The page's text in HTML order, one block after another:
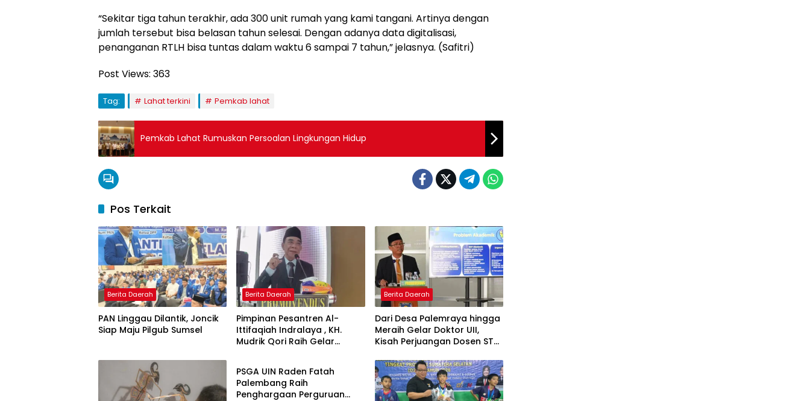
“Sekitar tiga tahun terakhir, ada 300 unit rumah yang kami tangani. Artinya dengan
jumlah tersebut bisa belasan tahun selesai. Dengan adanya data digitalisasi,
penanganan RTLH bisa tuntas dalam waktu 6 sampai 7 tahun,” jelasnya. (Safitri)
Post Views: 363
Tag: Lahat terkini Pemkab lahat
Pemkab Lahat Rumuskan Persoalan Lingkungan Hidup
Pos Terkait
Berita Daerah
PAN Linggau Dilantik, Joncik
Siap Maju Pilgub Sumsel
Berita Daerah
Pimpinan Pesantren Al-
Ittifaqiah Indralaya , KH.
Mudrik Qori Raih Gelar
Nagham Al-Qur’an di UMM
Berita Daerah
Dari Desa Palemraya hingga
Meraih Gelar Doktor UII,
Kisah Perjuangan Dosen STAI
Menjadi Driver Taksi Online
Berita Daerah
PSGA UIN Raden Fatah
Palembang Raih
Penghargaan Perguruan